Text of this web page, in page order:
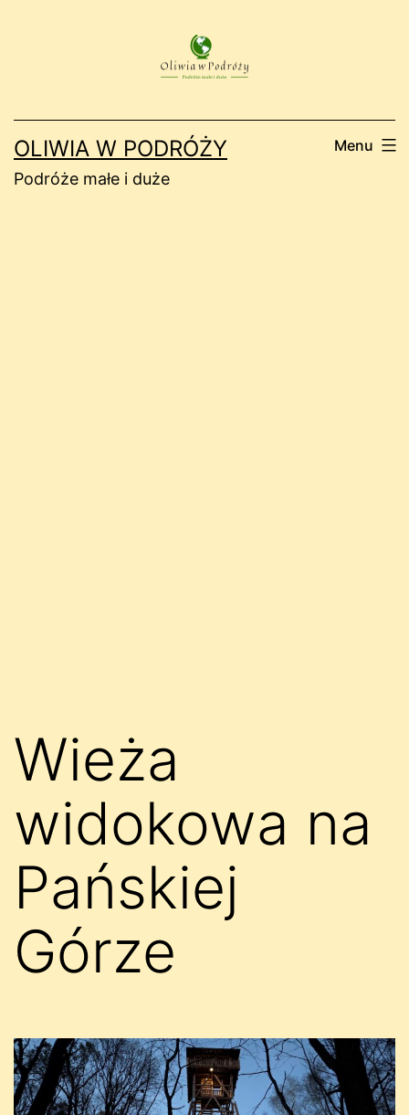
OLIWIA W PODRÓŻY
Podróże małe i duże
Menu
Wieża
widokowa na
Pańskiej
Górze